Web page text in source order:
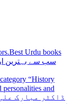
Urdu books
“History